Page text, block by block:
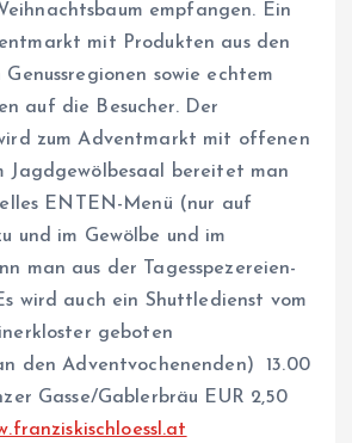
empfangen. Ein
mit Produkten aus den
sowie echtem
auf die Besucher. Der
zum Adventmarkt mit offenen
Jagdgewölbesaal bereitet man
ENTEN-Menü (nur auf
und im Gewölbe und im
man aus der Tagesspezereien-
wird auch ein Shuttledienst vom
geboten
den Adventvochenenden) 13.00
Gasse/Gablerbräu EUR 2,50